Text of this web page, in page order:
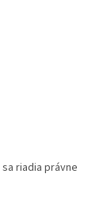
riadia právne